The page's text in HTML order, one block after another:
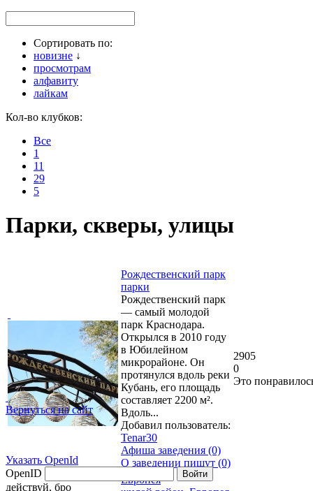
Вернуться на сайт
Указать OpenId
OpenID
Войти
действуй, бро
Сортировать по:
новизне ↓
просмотрам
алфавиту
лайкам
Кол-во клубков:
Все
1
11
29
5
Парки, скверы, улицы
Рождественский парк
парки
Рождественский парк
— самый молодой
парк Краснодара.
Открылся в 2010 году
в Юбилейном
микрорайоне. Он
протянулся вдоль реки
Кубань, его площадь
составляет 2200 м².
Вдоль...
Добавил пользователь:
Tenar30
Афиша заведения (0)
О заведении пишут (0)
2905
0
Это
Европея